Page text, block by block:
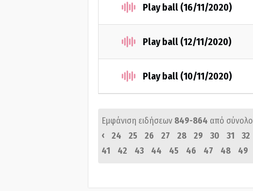
Play ball (16/11/2020)
Play ball (12/11/2020)
Play ball (10/11/2020)
Εμφάνιση ειδήσεων 849-864 από σύνολο
‹
24 25 26 27 28 29 30 31 32
41
42 43 44 45 46 47 48 49